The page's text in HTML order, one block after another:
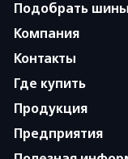
Подобрать шины
Компания
Контакты
Где купить
Продукция
Предприятия